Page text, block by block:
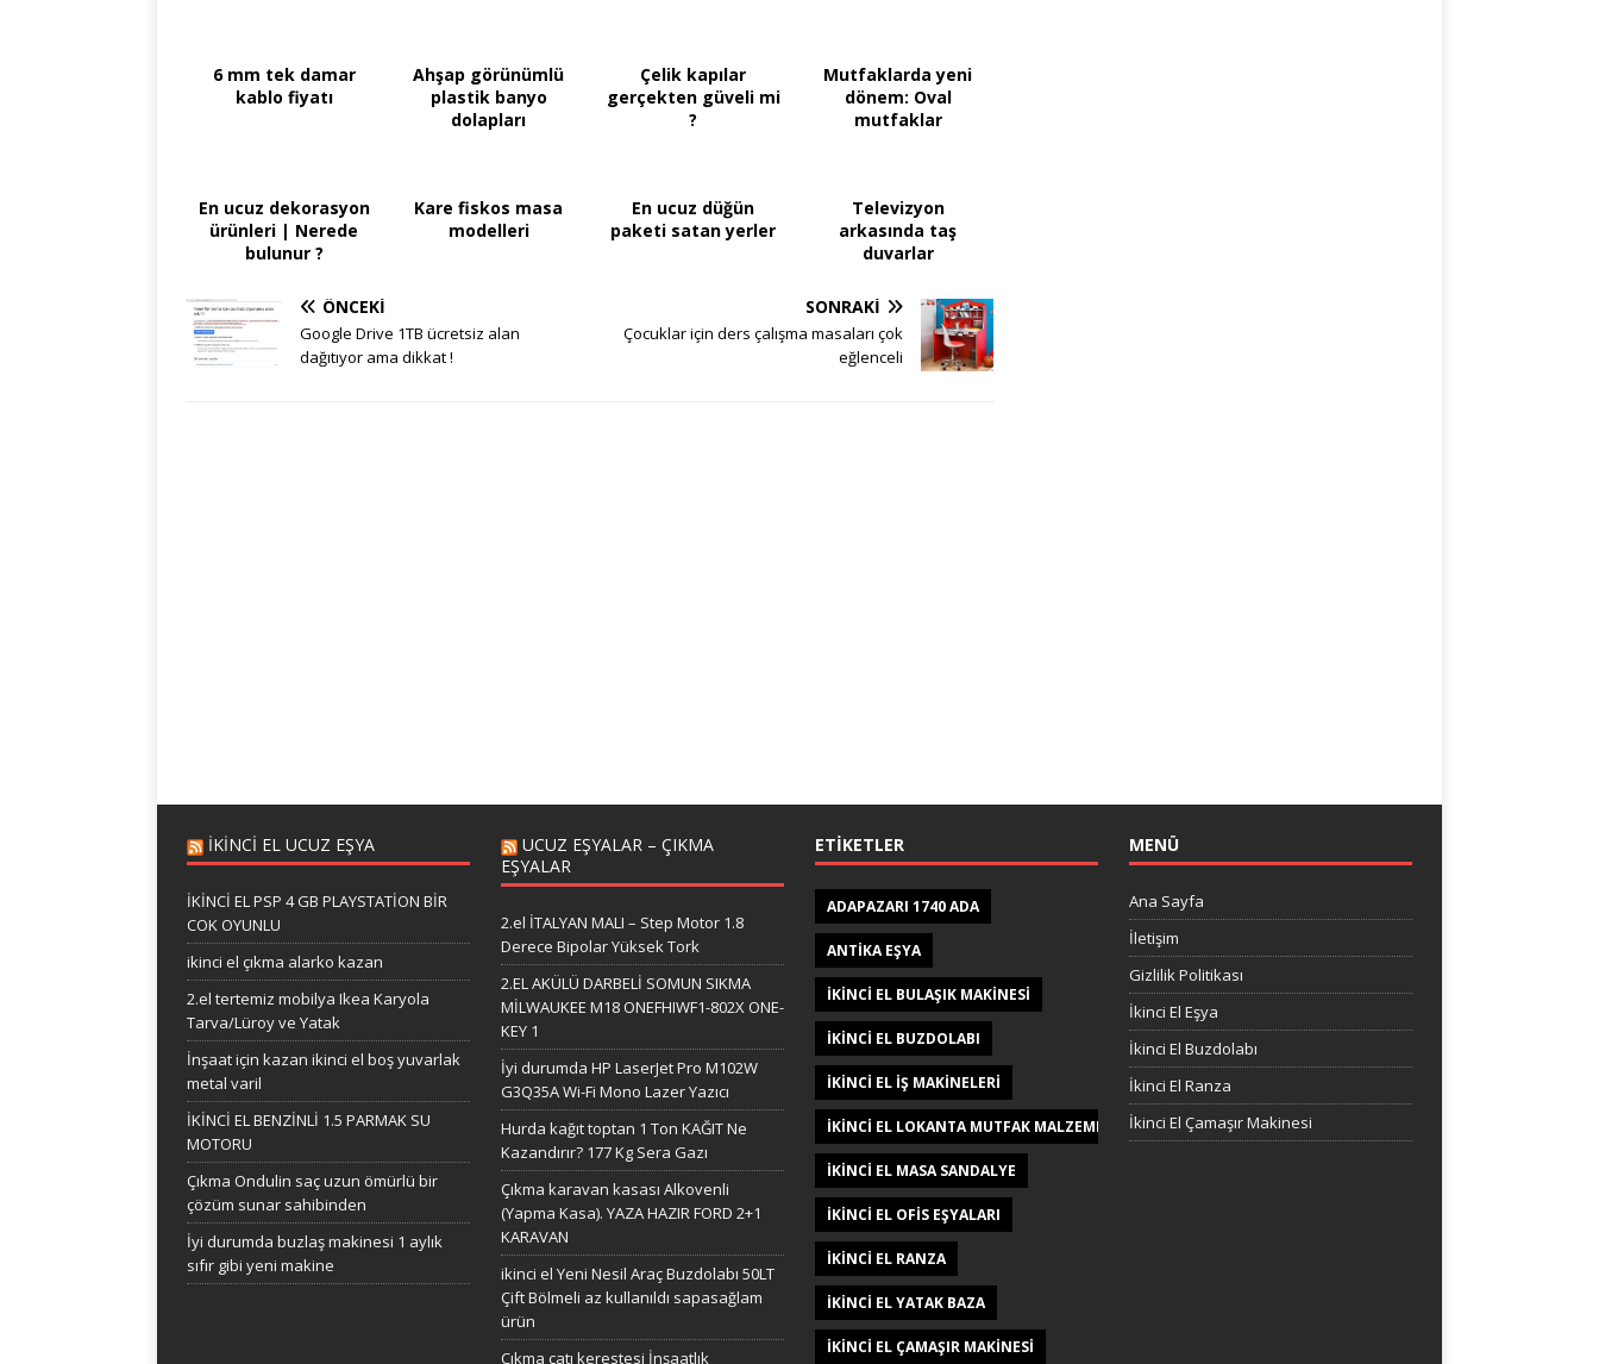
6 mm tek damar
kablo fiyatı
Ahşap görünümlü
plastik banyo
dolapları
Çelik kapılar
gerçekten güveli mi
?
Mutfaklarda yeni
dönem: Oval
mutfaklar
En ucuz dekorasyon
ürünleri | Nerede
bulunur ?
Kare fiskos masa
modelleri
En ucuz düğün
paketi satan yerler
Televizyon
arkasında taş
duvarlar
ÖNCEKI
Google Drive 1TB ücretsiz alan
dağıtıyor ama dikkat !
SONRAKI
Çocuklar için ders çalışma masaları çok
eğlenceli
İKİNCİ EL UCUZ EŞYA
İKİNCİ EL PSP 4 GB PLAYSTATİON BİR
COK OYUNLU
ikinci el çıkma alarko kazan
2.el tertemiz mobilya Ikea Karyola
Tarva/Lüroy ve Yatak
İnşaat için kazan ikinci el boş yuvarlak
metal varil
İKİNCİ EL BENZİNLİ 1.5 PARMAK SU
MOTORU
Çıkma Ondulin saç uzun ömürlü bir
çözüm sunar sahibinden
İyi durumda buzlaş makinesi 1 aylık
sıfır gibi yeni makine
UCUZ EŞYALAR – ÇIKMA
EŞYALAR
2.el İTALYAN MALI – Step Motor 1.8
Derece Bipolar Yüksek Tork
2.EL AKÜLÜ DARBELİ SOMUN SIKMA
MİLWAUKEE M18 ONEFHIWF1-802X ONE-
KEY 1
İyi durumda HP LaserJet Pro M102W
G3Q35A Wi-Fi Mono Lazer Yazıcı
Hurda kağıt toptan 1 Ton KAĞIT Ne
Kazandırır? 177 Kg Sera Gazı
Çıkma karavan kasası Alkovenli
(Yapma Kasa). YAZA HAZIR FORD 2+1
KARAVAN
ikinci el Yeni Nesil Araç Buzdolabı 50LT
Çift Bölmeli az kullanıldı sapasağlam
ürün
Çıkma çatı kerestesi İnşaatlık
ETIKETLER
ADAPAZARI 1740 ADA
ANTIKA EŞYA
IKINCI EL BULAŞIK MAKINESI
IKINCI EL BUZDOLABI
IKINCI EL IŞ MAKINELERI
IKINCI EL LOKANTA MUTFAK MALZEMESI
IKINCI EL MASA SANDALYE
IKINCI EL OFIS EŞYALARI
IKINCI EL RANZA
IKINCI EL YATAK BAZA
IKINCI EL ÇAMAŞIR MAKINESI
MENÜ
Ana Sayfa
İletişim
Gizlilik Politikası
İkinci El Eşya
İkinci El Buzdolabı
İkinci El Ranza
İkinci El Çamaşır Makinesi